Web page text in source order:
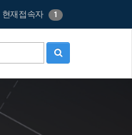
현재접속자 1